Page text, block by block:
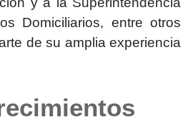
Domiciliarios, entre otros
de su amplia experiencia